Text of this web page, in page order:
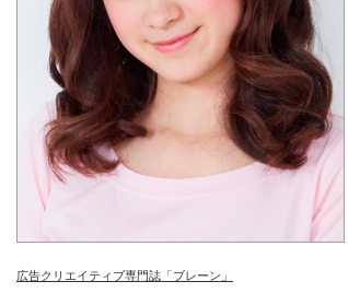
広告クリエイティブ専門誌「ブレーン」